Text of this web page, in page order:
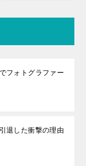
フォトグラファー
退した衝撃の理由